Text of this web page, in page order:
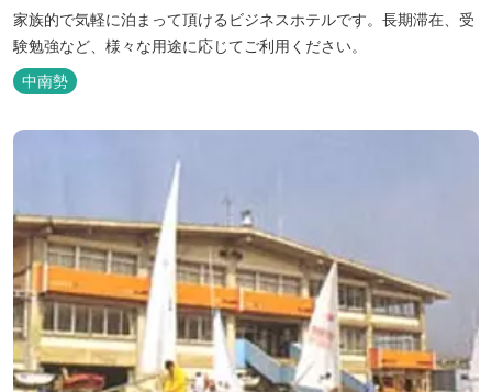
家族的で気軽に泊まって頂けるビジネスホテルです。長期滞在、受
験勉強など、様々な用途に応じてご利用ください。
中南勢